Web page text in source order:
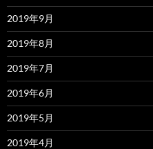
2019年9月
2019年8月
2019年7月
2019年6月
2019年5月
2019年4月